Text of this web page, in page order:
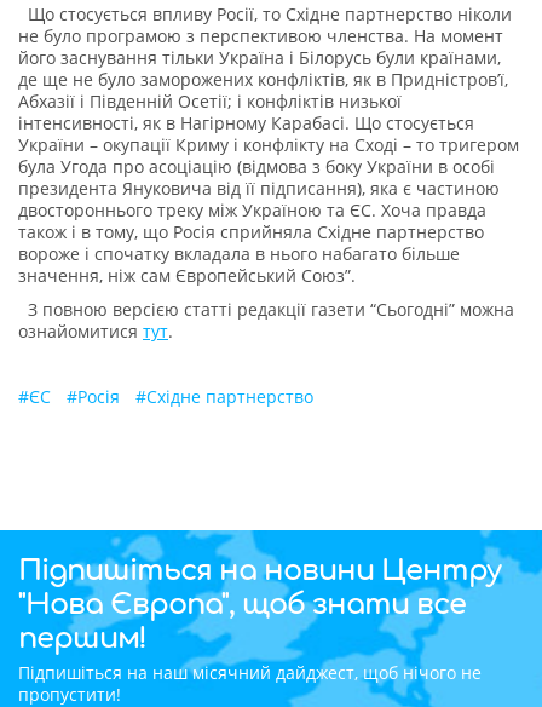
Що стосується впливу Росії, то Східне партнерство ніколи
не було програмою з перспективою членства. На момент
його заснування тільки Україна і Білорусь були країнами,
де ще не було заморожених конфліктів, як в Придністров’ї,
Абхазії і Південній Осетії; і конфліктів низької
інтенсивності, як в Нагірному Карабасі. Що стосується
України – окупації Криму і конфлікту на Сході – то тригером
була Угода про асоціацію (відмова з боку України в особі
президента Януковича від її підписання), яка є частиною
двостороннього треку між Україною та ЄС. Хоча правда
також і в тому, що Росія сприйняла Східне партнерство
вороже і спочатку вкладала в нього набагато більше
значення, ніж сам Європейський Союз”.
З повною версією статті редакції газети “Сьогодні” можна
ознайомитися тут.
#ЄС #Росія #Східне партнерство
Підпишіться на новини Центру
"Нова Європа", щоб знати все
першим!
Підпишіться на наш місячний дайджест, щоб нічого не
пропустити!